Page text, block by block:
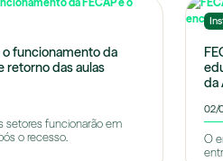
o funcionamento da
retorno das aulas
setores funcionarão em
o recesso.
da
02/
O